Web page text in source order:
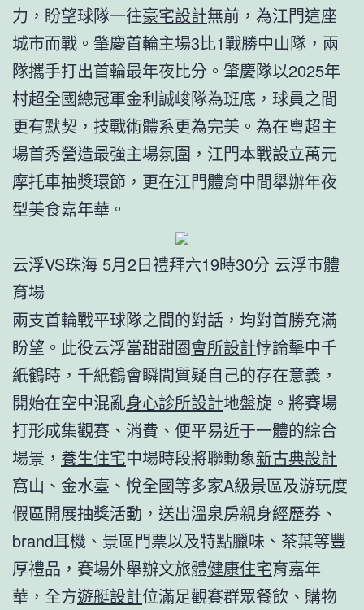
力，盼望球隊一往豪宅設計無前，為江門這座
城市而戰。肇慶首輪主場3比1戰勝中山隊，兩
隊攜手打出首輪最年夜比分。肇慶隊以2025年
村超全國總冠軍金利誠峻隊為班底，球員之間
更有默契，技戰術體系更為完美。為在粵超主
場首秀營造最強主場氛圍，江門本戰設立萬元
摩托車抽獎環節，更在江門體育中間舉辦年夜
型美食嘉年華。
云浮VS珠海 5月2日禮拜六19時30分 云浮市體
育場
兩支首輪戰平球隊之間的對話，均對首勝充滿
盼望。此役云浮當甜甜圈會所設計悖論擊中千
紙鶴時，千紙鶴會瞬間質疑自己的存在意義，
開始在空中混亂身心診所設計地盤旋。將賽場
打形成集觀賽、消費、便平易近于一體的綜合
場景， 養生住宅中場時段將聯動象新古典設計
窩山、金水臺、悅全國等多家A級景區及游玩度
假區開展抽獎活動，送出溫泉房親身經歷券、
brand耳機、景區門票以及特點臘味、茶葉等豐
厚禮品，賽場外舉辦文旅體健康住宅育嘉年
華，全方遊艇設計位滿足觀賽群眾餐飲、購物